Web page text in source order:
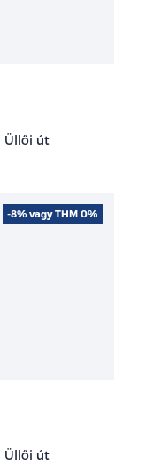
Üllői út
Üllői út
-8% vagy THM 0%